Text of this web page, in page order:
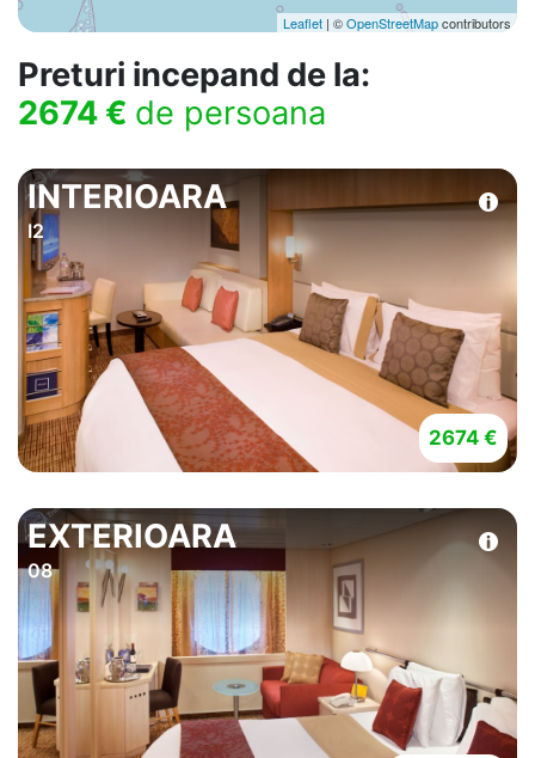
Leaflet | ©OpenStreetMapcontributors
Preturi incepand de la:
2674 € de persoana
INTERIOARA
I2
2674 €
EXTERIOARA
08